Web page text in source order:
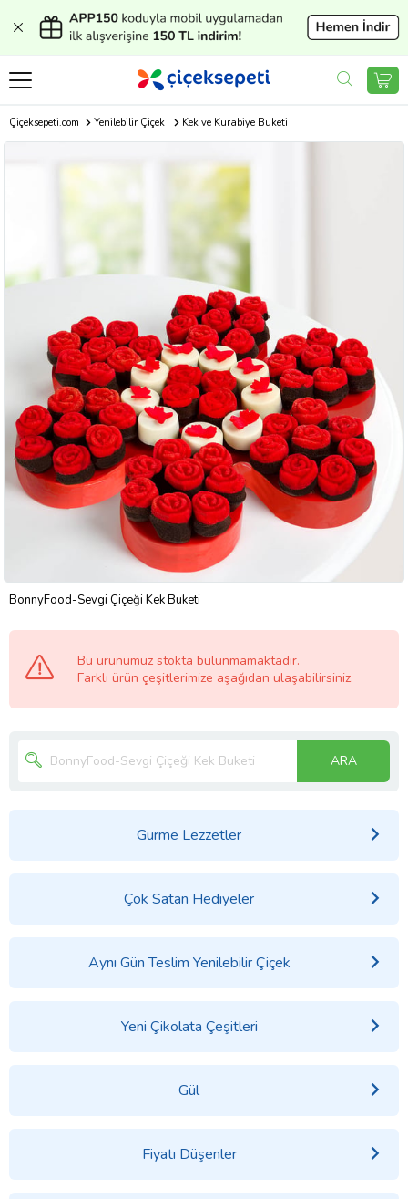
Çiçeksepeti.com Yenilebilir Çiçek Kek ve Kurabiye Buketi
BonnyFood-Sevgi Çiçeği Kek Buketi
Bu ürünümüz stokta bulunmamaktadır.
Farklı ürün çeşitlerimize aşağıdan ulaşabilirsiniz.
ARA
Gurme Lezzetler
Çok Satan Hediyeler
Aynı Gün Teslim Yenilebilir Çiçek
Yeni Çikolata Çeşitleri
Gül
Fiyatı Düşenler